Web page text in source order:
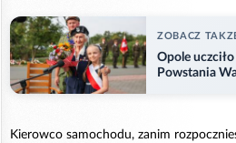
ZOBACZ
Opole
Powstania
Kierowco samochodu, zanim